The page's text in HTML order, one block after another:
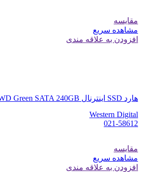
مقایسه
مشاهده سریع
افزودن به علاقه مندی
هارد SSD اینترنال WD Green SATA 240GB
Western Digital
021-58612
مقایسه
مشاهده سریع
افزودن به علاقه مندی